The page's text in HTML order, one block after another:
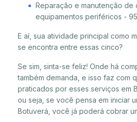
Reparação e manutenção de
equipamentos periféricos -
E aí, sua atividade principal como
se encontra entre essas cinco?
Se sim, sinta-se feliz! Onde há
também demanda, e isso faz com
praticados por esses serviços em
ou seja, se você pensa em iniciar
Botuverá, você já poderá cobrar